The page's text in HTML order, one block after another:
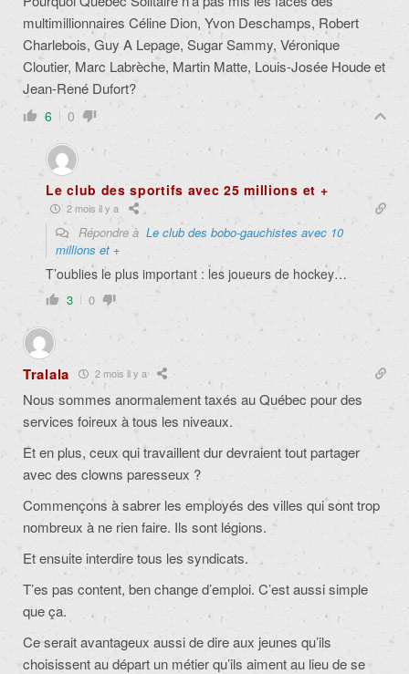
multimillionnaires Céline Dion, Yvon Deschamps, Robert
Charlebois, Guy A Lepage, Sugar Sammy, Véronique
Cloutier, Marc Labrèche, Martin Matte, Louis-Josée Houde et
Jean-René Dufort?
6 0
Le club des sportifs avec 25 millions et +
2 mois il y a
Répondre à Le club des bobo-gauchistes avec 10
millions et +
T’oublies le plus important : les joueurs de hockey…
3 0
Tralala 2 mois il y a
Nous sommes anormalement taxés au Québec pour des
services foireux à tous les niveaux.
Et en plus, ceux qui travaillent dur devraient tout partager
avec des clowns paresseux ?
Commençons à sabrer les employés des villes qui sont trop
nombreux à ne rien faire. Ils sont légions.
Et ensuite interdire tous les syndicats.
T’es pas content, ben change d’emploi. C’est aussi simple
que ça.
Ce serait avantageux aussi de dire aux jeunes qu’ils
choisissent au départ un métier qu’ils aiment au lieu de se